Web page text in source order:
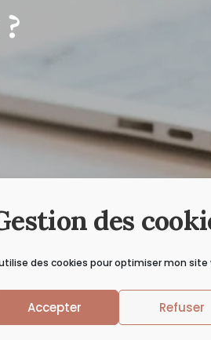
des
des cookies pour optimiser mon site
Accepter Refuser